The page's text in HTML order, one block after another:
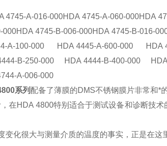
4745-A-016-000HDA 4745-A-060-000HDA
4745-B-006-000HDA 4745-B-016-
A-100-000 HDA 4445-A-600-000
B-250-000 HDA 4444-B-400-000
A-006-000
系列 配备了薄膜的DMS不锈钢膜片非常和*
在HDA 4800特别适合于测试设备和诊断技
变化很大与测量介质的温度的事实，正是在这